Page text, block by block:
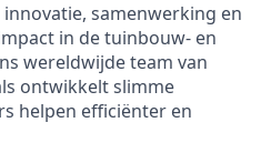
innovatie, samenwerking en
in de tuinbouw- en
wereldwijde team van
ontwikkelt slimme
helpen efficiënter en